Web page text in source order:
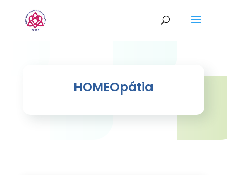
HOMEOpátia